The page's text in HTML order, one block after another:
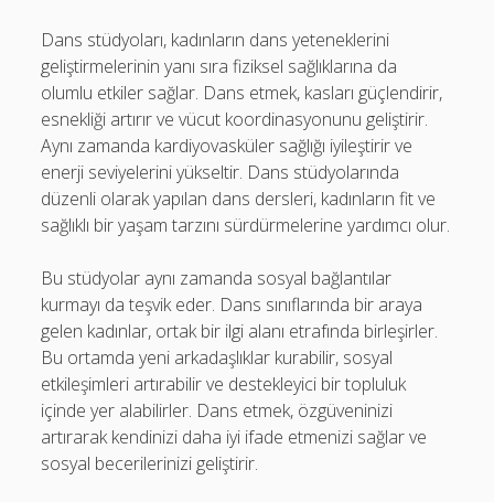
Dans stüdyoları, kadınların dans yeteneklerini
geliştirmelerinin yanı sıra fiziksel sağlıklarına da
olumlu etkiler sağlar. Dans etmek, kasları güçlendirir,
esnekliği artırır ve vücut koordinasyonunu geliştirir.
Aynı zamanda kardiyovasküler sağlığı iyileştirir ve
enerji seviyelerini yükseltir. Dans stüdyolarında
düzenli olarak yapılan dans dersleri, kadınların fit ve
sağlıklı bir yaşam tarzını sürdürmelerine yardımcı olur.
Bu stüdyolar aynı zamanda sosyal bağlantılar
kurmayı da teşvik eder. Dans sınıflarında bir araya
gelen kadınlar, ortak bir ilgi alanı etrafında birleşirler.
Bu ortamda yeni arkadaşlıklar kurabilir, sosyal
etkileşimleri artırabilir ve destekleyici bir topluluk
içinde yer alabilirler. Dans etmek, özgüveninizi
artırarak kendinizi daha iyi ifade etmenizi sağlar ve
sosyal becerilerinizi geliştirir.